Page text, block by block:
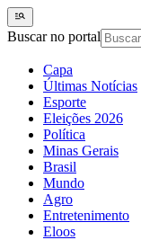
Buscar no portal
Capa
Últimas Notícias
Esporte
Eleições 2026
Política
Minas Gerais
Brasil
Mundo
Agro
Entretenimento
Eloos